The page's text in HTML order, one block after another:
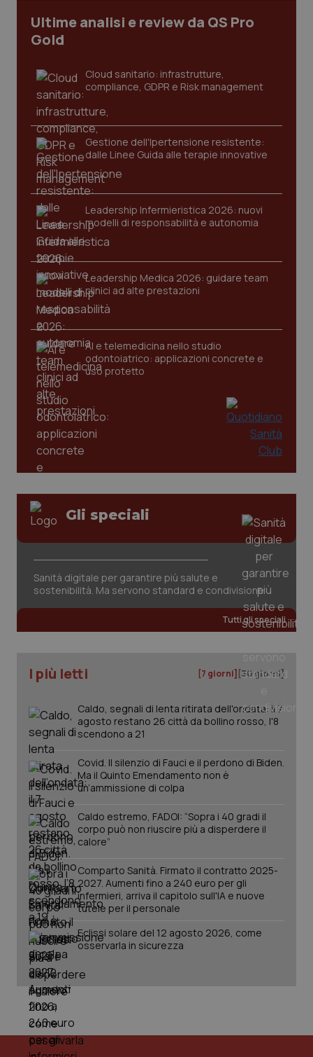
Ultime analisi e review da QS Pro
Gold
Cloud sanitario: infrastrutture,
compliance, GDPR e Risk management
Gestione dell'Ipertensione resistente:
dalle Linee Guida alle terapie innovative
Leadership Infermieristica 2026: nuovi
modelli di responsabilità e autonomia
Leadership Medica 2026: guidare team
clinici ad alte prestazioni
AI e telemedicina nello studio
odontoiatrico: applicazioni concrete e
uso protetto
Gli speciali
Sanità digitale per garantire più salute e
sostenibilità. Ma servono standard e condivisione
Tutti gli speciali
I più letti [7 giorni] [30 giorni]
Caldo, segnali di lenta ritirata dell'ondata: il 7
agosto restano 26 città da bollino rosso, l'8
scendono a 21
Covid. Il silenzio di Fauci e il perdono di Biden.
Ma il Quinto Emendamento non è
un’ammissione di colpa
Caldo estremo, FADOI: “Sopra i 40 gradi il
corpo può non riuscire più a disperdere il
calore”
Comparto Sanità. Firmato il contratto 2025-
2027. Aumenti fino a 240 euro per gli
infermieri, arriva il capitolo sull'IA e nuove
tutele per il personale
Eclissi solare del 12 agosto 2026, come
osservarla in sicurezza
.youtube.com
CookieScriptConsent
tracking-sites-ironfish-
tracking-enable
www.quotidianosanita.it
session-id
.quotidianosanita.it
PHPSESSID
www.quotidianosanita.it